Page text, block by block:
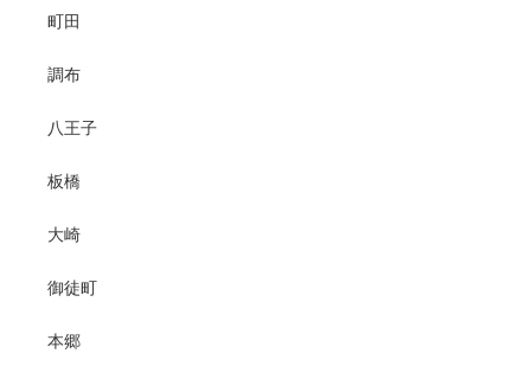
町田
調布
八王子
板橋
大崎
御徒町
本郷